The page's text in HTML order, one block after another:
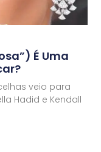
É Uma
veio para
Hadid e Kendall